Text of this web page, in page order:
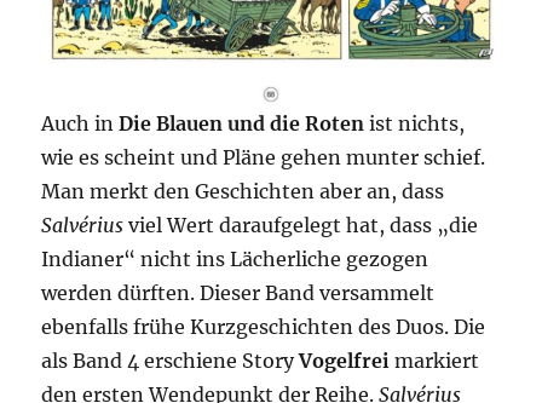
Auch inDie Blauen und die Roten ist nichts,
wie es scheint und Pläne gehen munter schief.
Man merkt den Geschichten aber an, dass
Salvérius viel Wert daraufgelegt hat, dass „die
Indianer“ nicht ins Lächerliche gezogen
werden dürften. Dieser Band versammelt
ebenfalls frühe Kurzgeschichten des Duos. Die
als Band 4 erschiene StoryVogelfrei markiert
den ersten Wendepunkt der Reihe.Salvérius